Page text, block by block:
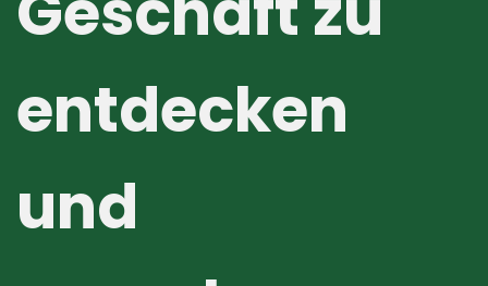
entdecken
und